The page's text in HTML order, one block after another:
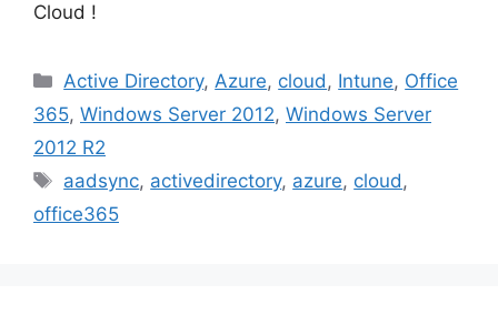
Cloud !
Catégories
Active Directory,Azure, cloud, Intune, Office
365, Windows Server 2012, Windows Server
2012 R2
Étiquettes
aadsync, activedirectory, azure, cloud,
office365